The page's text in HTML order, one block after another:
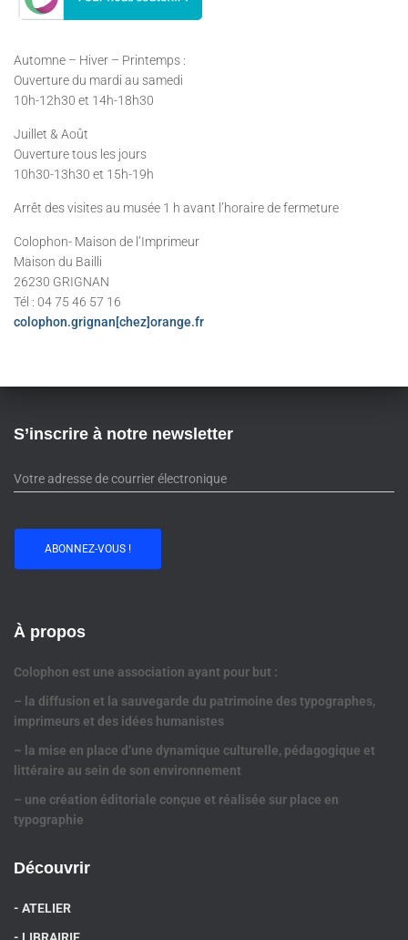
Automne – Hiver – Printemps :
Ouverture du mardi au samedi
10h-12h30 et 14h-18h30
Juillet & Août
Ouverture tous les jours
10h30-13h30 et 15h-19h
Arrêt des visites au musée 1 h avant l’horaire de fermeture
Colophon- Maison de l’Imprimeur
Maison du Bailli
26230 GRIGNAN
Tél : 04 75 46 57 16
colophon.grignan[chez]orange.fr
S’inscrire à notre newsletter
À propos
Colophon est une association ayant pour but :
– la diffusion et la sauvegarde du patrimoine des typographes,
imprimeurs et des idées humanistes
– la mise en place d’une dynamique culturelle, pédagogique et
littéraire au sein de son environnement
– une création éditoriale conçue et réalisée sur place en
typographie
Découvrir
- ATELIER